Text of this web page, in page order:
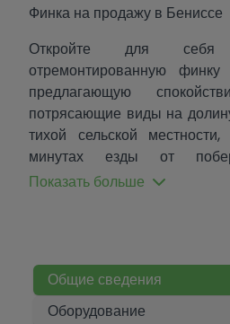
Финка на продажу в Бениссе
Откройте для себя
отремонтированную
предлагающую
потрясающие виды на
тихой сельской
минутах езды от
очаровательных
новыми окнами,
комнатами, обновленным
Показать больше
Общие сведения
Оборудование